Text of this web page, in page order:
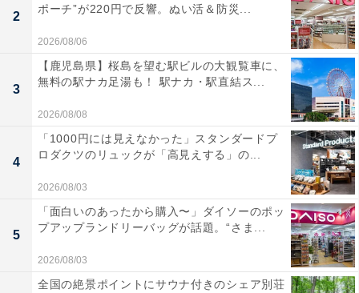
湾の西岸がリオデジャネイロ市です。
1502年1月1日、最初にリオデジャネイロの地を発見した
ポルトガル人探検家が、グアナバラ湾を「川」と誤っ
て、「1月の川」つまり、「リオデジャネイロ」と名づ
けたのだとか。
リオデジャネイロ市は1763年から1960年までブラジルの
首都で、ポルトガル王室（後のブラジル王室）が置かれ
た街でもあり、文化的にも常に中心地として栄えてきま
した。人口は630万人（2010年時点）でサンパウロに次
ぐ大都市。リオデジャネイロの山と海に囲まれた景観
と、それに調和する市街地が評価され、2012年には世界
2
ポーチ”が220円で反響。ぬい活＆防災...
2026/08/06
3
【鹿児島県】桜島を望む駅ビルの大観覧車に、
無料の駅ナカ足湯も！ 駅ナカ・駅直結ス...
2026/08/08
4
「1000円には見えなかった」スタンダードプ
ロダクツのリュックが「高見えする」の...
2026/08/03
5
「面白いのあったから購入〜」ダイソーのポッ
プアップランドリーバッグが話題。“さま...
2026/08/03
全国の絶景ポイントにサウナ付きのシェア別荘